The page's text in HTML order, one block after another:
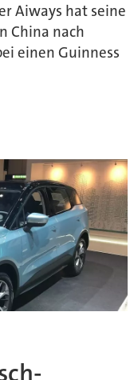
Aiways hat seine
China nach
einen Guinness